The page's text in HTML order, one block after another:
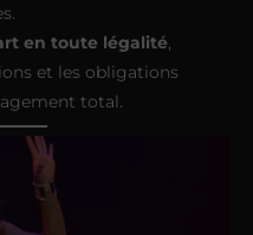
en toute légalité,
et les obligations
total.